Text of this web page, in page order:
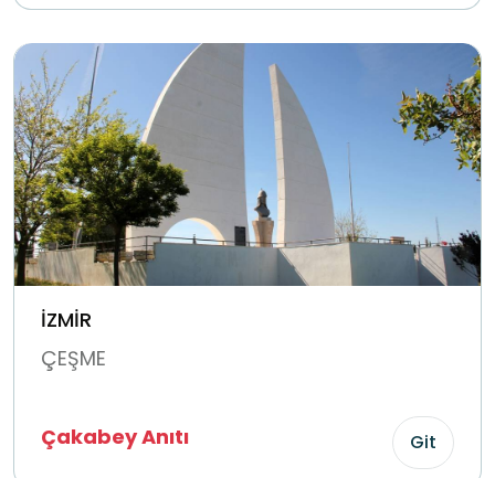
İZMİR
ÇEŞME
Çakabey Anıtı Git